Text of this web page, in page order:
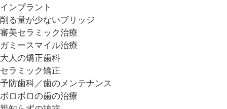
インプラント
削る量が少ないブリッジ
審美セラミック治療
ガミースマイル治療
大人の矯正歯科
セラミック矯正
予防歯科／歯のメンテナンス
ボロボロの歯の治療